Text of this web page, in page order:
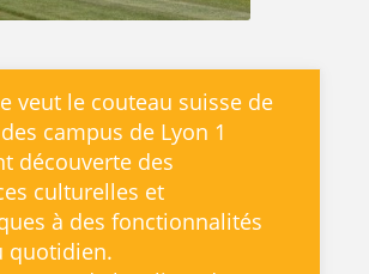
veut le couteau suisse de
des campus de Lyon 1
découverte des
culturelles et
à des fonctionnalités
quotidien.